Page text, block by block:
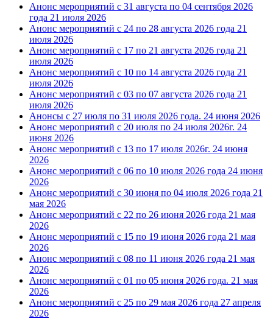
Анонс мероприятий с 31 августа по 04 сентября 2026
года 21 июля 2026
Анонс мероприятий с 24 по 28 августа 2026 года 21
июля 2026
Анонс мероприятий с 17 по 21 августа 2026 года 21
июля 2026
Анонс мероприятий с 10 по 14 августа 2026 года 21
июля 2026
Анонс мероприятий с 03 по 07 августа 2026 года 21
июля 2026
Анонсы с 27 июля по 31 июля 2026 года. 24 июня 2026
Анонс мероприятий с 20 июля по 24 июля 2026г. 24
июня 2026
Анонс мероприятий с 13 по 17 июля 2026г. 24 июня
2026
Анонс мероприятий с 06 по 10 июля 2026 года 24 июня
2026
Анонс мероприятий с 30 июня по 04 июля 2026 года 21
мая 2026
Анонс мероприятий с 22 по 26 июня 2026 года 21 мая
2026
Анонс мероприятий с 15 по 19 июня 2026 года 21 мая
2026
Анонс мероприятий с 08 по 11 июня 2026 года 21 мая
2026
Анонс мероприятий с 01 по 05 июня 2026 года. 21 мая
2026
Анонс мероприятий с 25 по 29 мая 2026 года 27 апреля
2026